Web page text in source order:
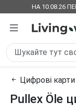
НА 10.08.26
Цифрові карти
Pullex Öle